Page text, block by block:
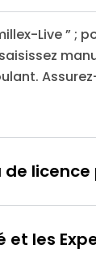
Live ” ;
licence
les